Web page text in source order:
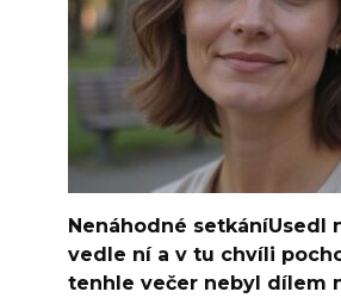
Nenáhodné setkáníUsedl
vedle ní a v tu chvíli
tenhle večer nebyl dílem